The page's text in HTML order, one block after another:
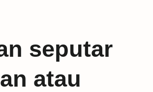
seputar
atau